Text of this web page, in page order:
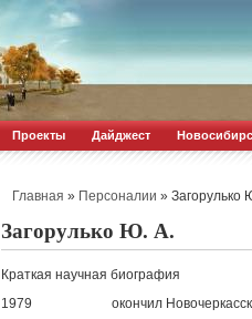
Проекты Дайджест
Главная » Персоналии » Загорулько
Загорулько Ю. А.
Краткая научная биография
1979
окончил